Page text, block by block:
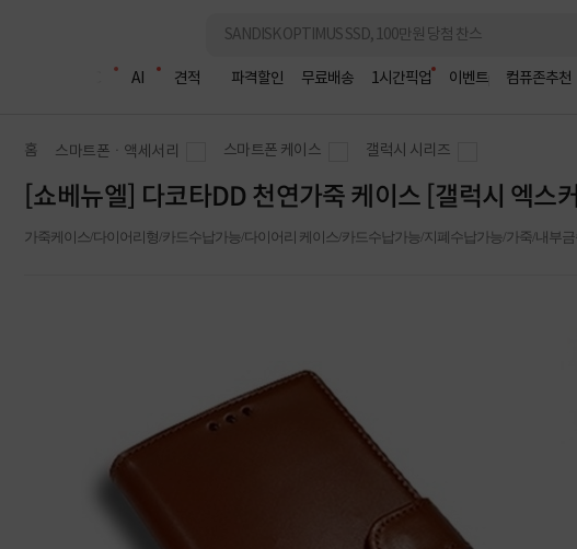
AI 견적 파격할인 무료배송 1시간픽업 이벤트 컴퓨존추천
홈 스마트폰ㆍ액세서리 스마트폰 케이스 갤럭시 시리즈
[쇼베뉴엘] 다코타DD 천연가죽 케이스 [갤럭시 엑스
가죽케이스/다이어리형/카드수납가능/다이어리 케이스/카드수납가능/지폐수납가능/가죽/내부